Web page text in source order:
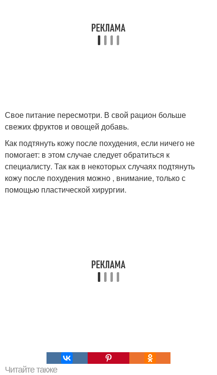
Свое питание пересмотри. В свой рацион больше
свежих фруктов и овощей добавь.
Как подтянуть кожу после похудения, если ничего не
помогает: в этом случае следует обратиться к
специалисту. Так как в некоторых случаях подтянуть
кожу после похудения можно , внимание, только с
помощью пластической хирургии.
Читайте также